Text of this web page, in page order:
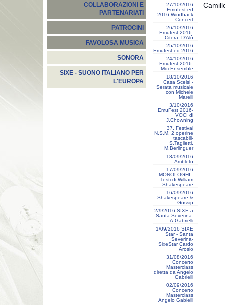
COLLABORAZIONI E
PARTENARIATI
PATROCINI
FAVOLOSA MUSICA
SONORA
SIXE - SUONO ITALIANO PER
L'EUROPA
27/10/2016
Emufest ed
2016-Windback
Concert
26/10/2016
Emufest 2016-
Citera, D'Alò
25/10/2016
Emufest ed 2016
24/10/2016
Emufest 2016-
Mdi Ensemble
18/10/2016
Casa Scelsi -
Serata musicale
con Michele
Marelli
3/10/2016
EmuFest 2016-
VOCI di
J.Chowning
37. Festival
N.S.M. 2 operine
tascabili-
S.Tagiietti,
M.Berlinguer
18/09/2016
Ambleto
17/09/2016
MONOLOGHI -
Testi di William
Shakespeare
16/09/2016
Shakespeare &
Gossip
2/9/2016 SIXE a
Santa Severina-
A.Gabrielli
1/09/2016 SIXE
Star - Santa
Severina-
SixeStar Cardo
Arosio
31/08/2016
Concerto
Masterclass
diretta da Angelo
Gabrielli
02/09/2016
Concerto
Masterclass
Angelo Gabielli